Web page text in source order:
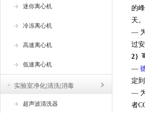
迷你离心机
冷冻离心机
高速离心机
低速离心机
实验室净化|清洗|消毒
超声波清洗器
的
天
—
过
2）
—
定
— 为
者